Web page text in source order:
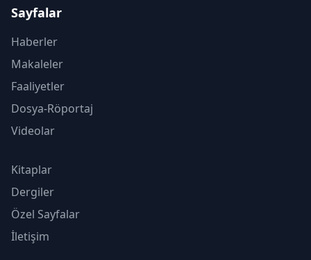
Sayfalar
Haberler
Makaleler
Faaliyetler
Dosya-Röportaj
Videolar
Kitaplar
Dergiler
Özel Sayfalar
İletişim